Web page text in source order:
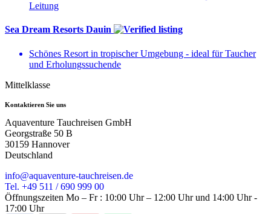
Leitung
Sea Dream Resorts Dauin
Schönes Resort in tropischer Umgebung - ideal für Taucher
und Erholungssuchende
Mittelklasse
Kontaktieren Sie uns
Aquaventure Tauchreisen GmbH
Georgstraße 50 B
30159 Hannover
Deutschland
info@aquaventure-tauchreisen.de
Tel. +49 511 / 690 999 00
Öffnungszeiten Mo – Fr : 10:00 Uhr – 12:00 Uhr und 14:00 Uhr -
17:00 Uhr